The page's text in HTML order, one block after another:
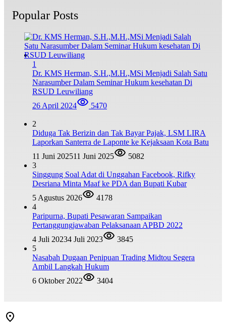
Popular Posts
1
Dr. KMS Herman, S.H.,M.H.,MSi Menjadi Salah Satu
Narasumber Dalam Seminar Hukum kesehatan Di
RSUD Leuwiliang
26 April 2024
5470
2
Diduga Tak Berizin dan Tak Bayar Pajak, LSM LIRA
Laporkan Santerra de Laponte ke Kejaksaan Kota Batu
11 Juni 202511 Juni 2025
5082
3
Singgung Soal Adat di Unggahan Facebook, Rifky
Desriana Minta Maaf ke PDA dan Bupati Kubar
5 Agustus 2026
4178
4
Paripurna, Bupati Pesawaran Sampaikan
Pertanggungjawaban Pelaksanaan APBD 2022
4 Juli 20234 Juli 2023
3845
5
Nasabah Dugaan Penipuan Trading Midtou Segera
Ambil Langkah Hukum
6 Oktober 2022
3404